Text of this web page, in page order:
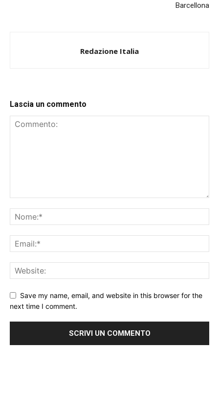
Barcellona
Redazione Italia
Lascia un commento
Save my name, email, and website in this browser for the
next time I comment.